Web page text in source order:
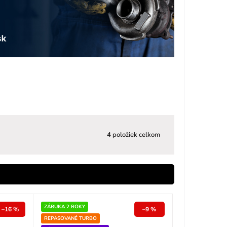
4 položiek celkom
–16 %
ZÁRUKA 2 ROKY
REPASOVANÉ TURBO
–9 %